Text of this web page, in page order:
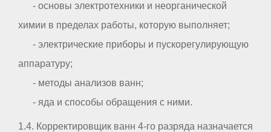
- основы электротехники и неорганической
химии в пределах работы, которую выполняет;
- электрические приборы и пускорегулирующую
аппаратуру;
- методы анализов ванн;
- яда и способы обращения с ними.
1.4. Корректировщик ванн 4-го разряда назначается